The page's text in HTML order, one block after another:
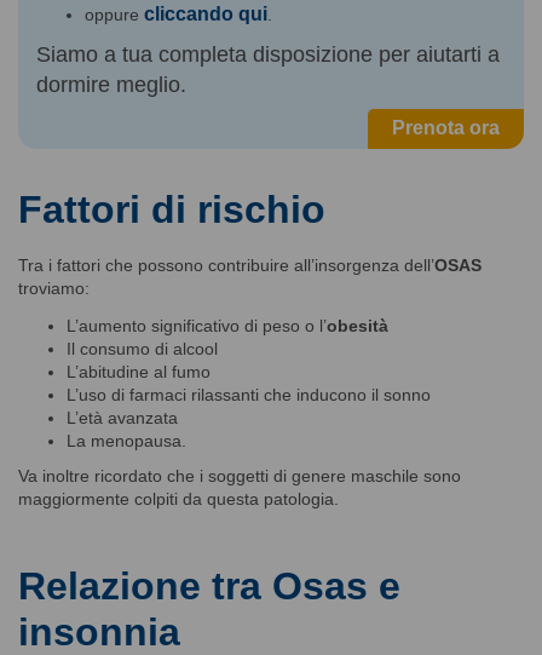
oppure cliccando qui
Siamo a tua completa disposizione per aiutarti a
dormire meglio.
Prenota ora
Fattori di rischio
Tra i fattori che possono contribuire all’insorgenza dell’OSAS
troviamo:
L’aumento significativo di peso o l’obesità
Il consumo di alcool
L’abitudine al fumo
L’uso di farmaci rilassanti che inducono il sonno
L’età avanzata
La menopausa.
Va inoltre ricordato che i soggetti di genere maschile sono
maggiormente colpiti da questa patologia.
Relazione tra Osas e
insonnia